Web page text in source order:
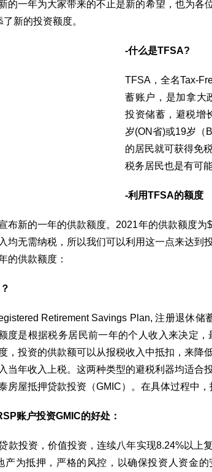
的一年为大家带来的不止是新的希望，也为各
新的投资额度。
-什么是TFSA?
TFSA，全名Tax-
蓄账户，是加拿大
投资储蓄，避税增
岁(ON省)或19岁（
的居民就可获得免
税务居民也是有可
-利用TFSA的额度
布新的一年的供款额度。2021年的供款额度为
均无需纳税，所以我们可以利用这一点来达到
的供款额度：
Retirement Savings Plan, 注册退休储
度是根据税务居民前一年的个人收入来决定
，投资的供款额可以从报税收入中抵扣，来降
当年收入上税。这两种类型的避税利器均适合
房屋抵押贷款投资（GMIC）。在具体过程中，
账户投资GMIC的好处：
款投资，价值投资，连续八年实现8.24%以上
产为抵押，严格的风控，以确保投资人资金